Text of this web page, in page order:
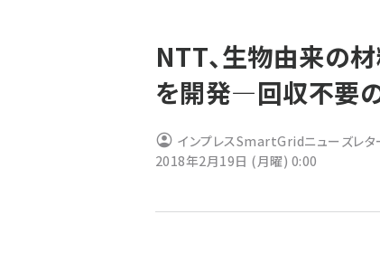
ン
く
ず
NTT、生物由来の
を開発―回収不要
インプレスSmartGridニューズレ
2018年2月19日 (月曜) 0:00